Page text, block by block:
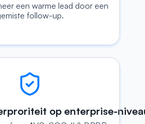
een warme lead door een
follow-up.
op enterprise-